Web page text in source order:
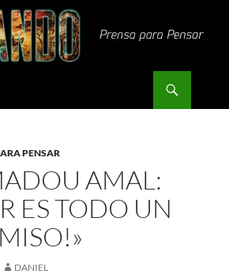
PENSAR
AMAL:
ES TODO UN
DANIEL